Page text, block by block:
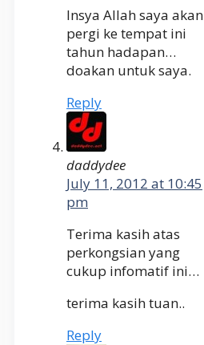
Insya Allah saya akan
pergi ke tempat ini
tahun hadapan…
doakan untuk saya.
Reply
daddydee
July 11, 2012 at 10:45
pm
Terima kasih atas
perkongsian yang
cukup infomatif ini…
terima kasih tuan..
Reply